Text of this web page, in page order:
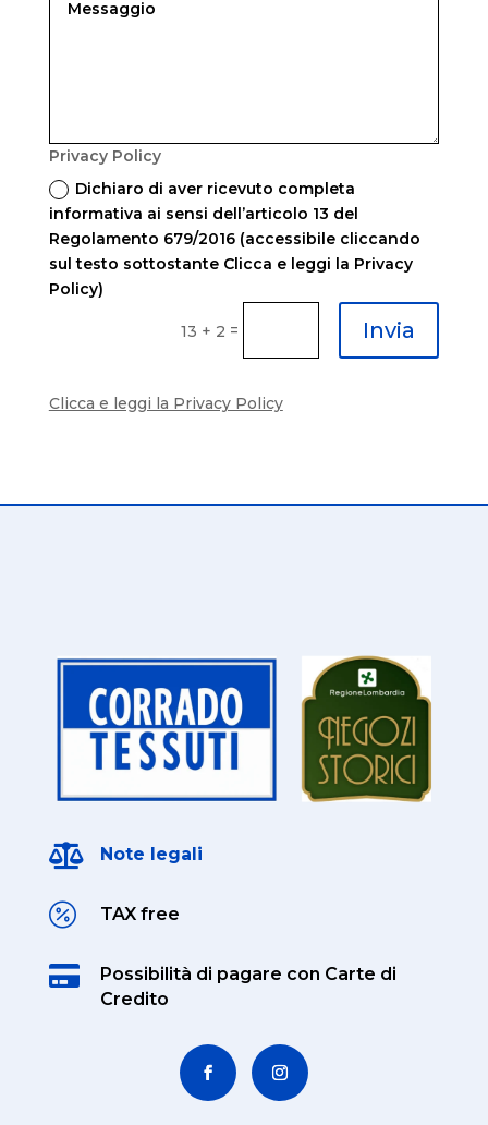
Privacy Policy
Dichiaro di aver ricevuto completa
informativa ai sensi dell’articolo 13 del
Regolamento 679/2016 (accessibile cliccando
sul testo sottostante Clicca e leggi la Privacy
Policy)
13 + 2 = Invia
Clicca e leggi la Privacy Policy
 Note legali
 TAX free
 Possibilità di pagare con Carte di
Credito